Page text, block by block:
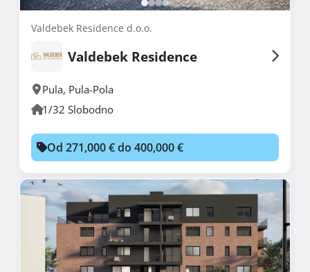
Valdebek Residence d.o.o.
Valdebek Residence
Pula, Pula-Pola
1/32 Slobodno
Od 271,000 € do 400,000 €